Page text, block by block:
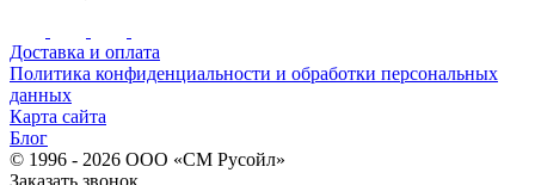
Доставка и оплата
Политика конфиденциальности и обработки персональных
данных
Карта сайта
Блог
© 1996 - 2026 ООО «СМ Русойл»
Заказать звонок